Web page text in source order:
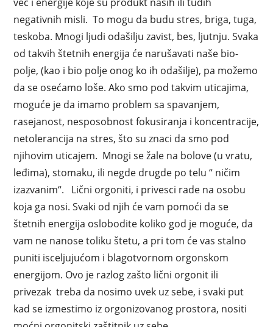
negativnih misli. To mogu da budu stres, briga, tuga,
teskoba. Mnogi ljudi odašilju zavist, bes, ljutnju. Svaka
od takvih štetnih energija će narušavati naše bio-
polje, (kao i bio polje onog ko ih odašilje), pa možemo
da se osećamo loše. Ako smo pod takvim uticajima,
moguće je da imamo problem sa spavanjem,
rasejanost, nesposobnost fokusiranja i koncentracije,
netolerancija na stres, što su znaci da smo pod
njihovim uticajem. Mnogi se žale na bolove (u vratu,
leđima), stomaku, ili negde drugde po telu “ ničim
izazvanim“. Lični orgoniti, i privesci rade na osobu
koja ga nosi. Svaki od njih će vam pomoći da se
štetnih energija oslobodite koliko god je moguće, da
vam ne nanose toliku štetu, a pri tom će vas stalno
puniti isceljujućom i blagotvornom orgonskom
energijom. Ovo je razlog zašto lični orgonit ili
privezak treba da nosimo uvek uz sebe, i svaki put
kad se izmestimo iz orgonizovanog prostora, nositi